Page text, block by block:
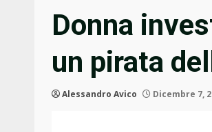
Donna
un pirata
Alessandro Avico Dicembre 7,